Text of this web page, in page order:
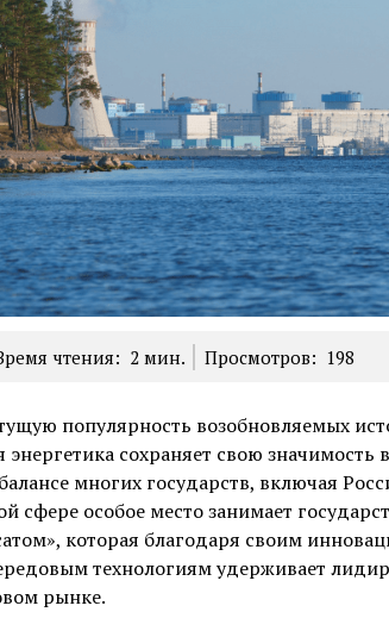
чтения: 2 мин. Просмотров: 198
популярность возобновляемых
энергетика сохраняет свою значимость в
многих государств, включая
сфере особое место занимает
которая благодаря своим
технологиям удерживает
рынке.